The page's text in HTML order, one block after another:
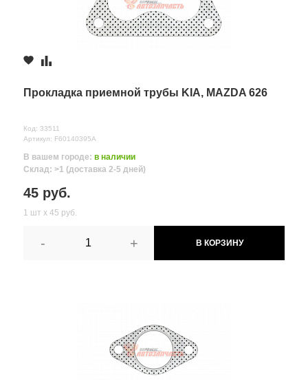
Прокладка приемной трубы KIA, MAZDA 626
Код: 33511
Артикул: F60140395A
В вашем городе: в наличии
Склад: >1 (доставка 2-5 дней)
45 руб.
1 шт х 45 руб.
- + В КОРЗИНУ